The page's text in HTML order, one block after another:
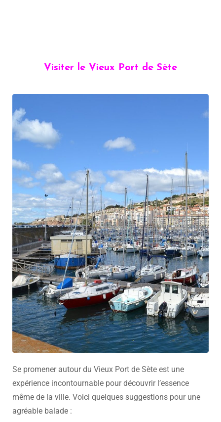
Visiter le Vieux Port de Sète
Se promener autour du Vieux Port de Sète est une
expérience incontournable pour découvrir l’essence
même de la ville. Voici quelques suggestions pour une
agréable balade :